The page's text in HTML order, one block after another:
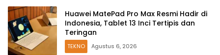
Huawei MatePad Pro Max Resmi Hadir di
Indonesia, Tablet 13 Inci Tertipis dan
Teringan
TEKNO Agustus 6, 2026